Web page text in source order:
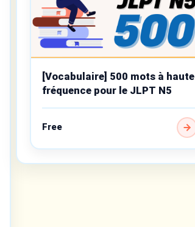
[Vocabulaire] 500 mots à haute
fréquence pour le JLPT N5
Free